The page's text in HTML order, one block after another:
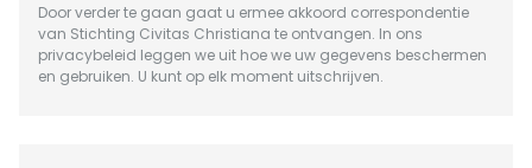
Door verder te gaan gaat u ermee akkoord correspondentie
van Stichting Civitas Christiana te ontvangen. In ons
privacybeleid leggen we uit hoe we uw gegevens beschermen
en gebruiken. U kunt op elk moment uitschrijven.